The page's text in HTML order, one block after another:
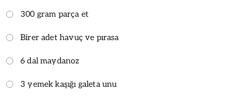
300 gram parça et
Birer adet havuç ve pırasa
6 dal maydanoz
3 yemek kaşığı galeta unu